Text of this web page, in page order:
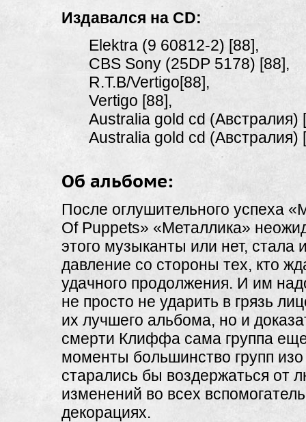
Издавался на CD:
Elektra (9 60812-2) [88],
CBS Sony (25DP 5178) [88],
R.T.B/Vertigo[88],
Vertigo [88],
Australia gold cd (Австралия)
Australia gold cd (Австралия)
Об альбоме:
После оглушительного успеха
Of Puppets» «Металлика»
этого музыканты или нет, стала
давление со стороны тех, кто
удачного продолжения. И им
не просто не ударить в грязь
их лучшего альбома, но и
смерти Клиффа сама группа
моменты большинство групп изо
старались бы воздержаться от
изменений во всех
декорациях.